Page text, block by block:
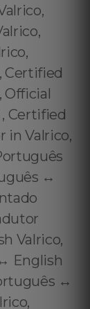
Certified
Official
Certified
in Valrico,
↔️
Valrico,
English
↔️